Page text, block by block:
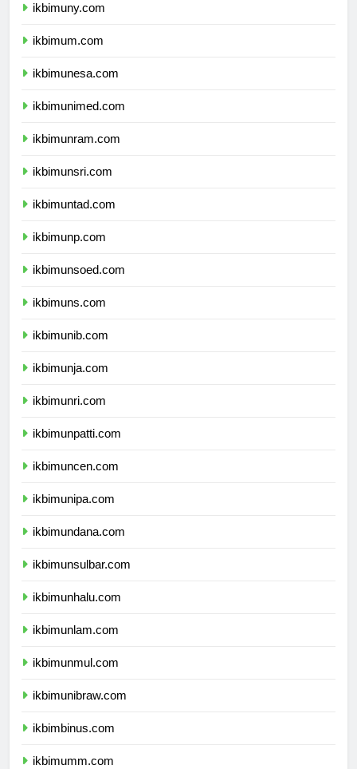
ikbimuny.com
ikbimum.com
ikbimunesa.com
ikbimunimed.com
ikbimunram.com
ikbimunsri.com
ikbimuntad.com
ikbimunp.com
ikbimunsoed.com
ikbimuns.com
ikbimunib.com
ikbimunja.com
ikbimunri.com
ikbimunpatti.com
ikbimuncen.com
ikbimunipa.com
ikbimundana.com
ikbimunsulbar.com
ikbimunhalu.com
ikbimunlam.com
ikbimunmul.com
ikbimunibraw.com
ikbimbinus.com
ikbimumm.com